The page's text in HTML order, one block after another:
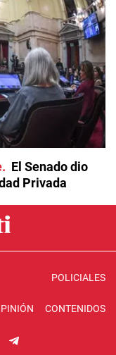
El Senado dio
Privada
POLICIALES
CONTENIDOS